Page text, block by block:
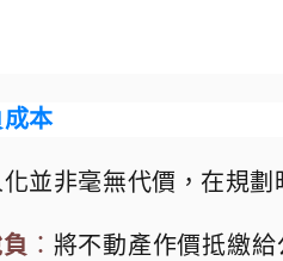
本
並非毫無代價，在規劃
： 將不動產作價抵繳